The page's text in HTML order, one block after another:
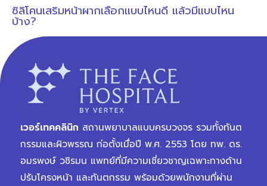
ซิลิโคนเสริมหน้าผากเลือกแบบไหนดี แล้วมีแบบไหน
บ้าง?
เวอร์เทคคลินิก สถานพยาบาลแบบครบวงจร รวมทั้งทันต
กรรมและผิวพรรณ ก่อตั้งเมื่อปี พ.ศ. 2553 โดย ทพ. ดร.
อมรพงษ์ วชิรมน แพทย์ที่มีความเชี่ยวชาญเฉพาะทางด้าน
ปรับโครงหน้า และทันตกรรม พร้อมด้วยพนักงานที่ผ่าน